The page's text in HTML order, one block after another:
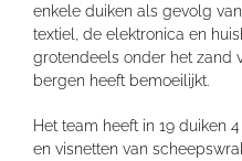
enkele duiken als gevolg
textiel, de elektronica en
grotendeels onder het zand
bergen heeft bemoeilijkt.
Het team heeft in 19 duiken
en visnetten van